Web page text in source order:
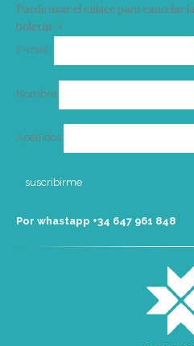
Puede usar el enlace para cancelar
boletín. >
E-mail*
Nombre
Apellidos
Por whastapp +34 ‭647 961 848‬